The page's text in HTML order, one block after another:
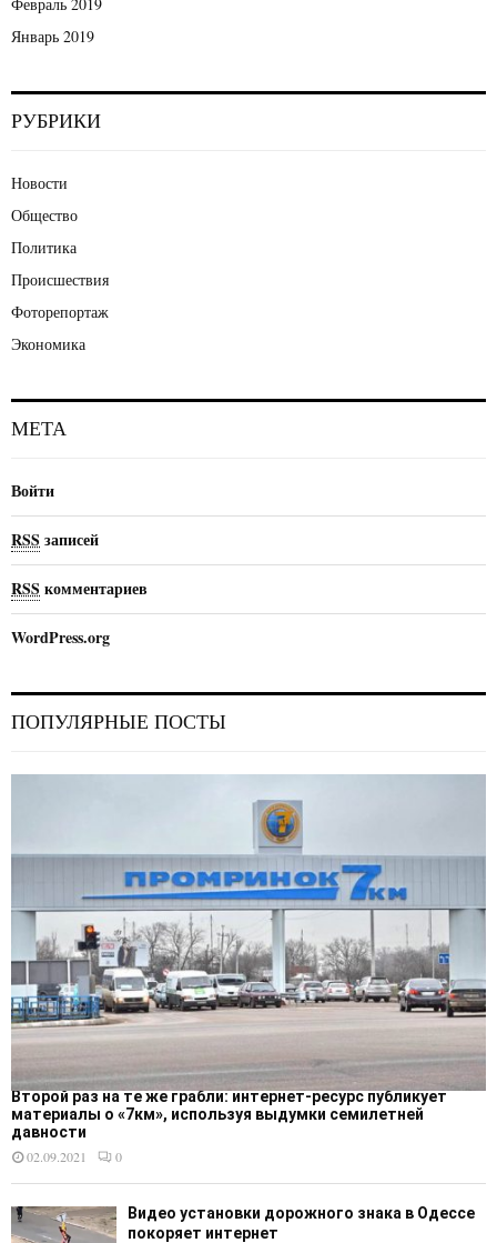
Январь 2019
РУБРИКИ
Новости
Общество
Политика
Происшествия
Фоторепортаж
Экономика
МЕТА
Войти
RSS записей
RSS комментариев
WordPress.org
ПОПУЛЯРНЫЕ ПОСТЫ
Второй раз на те же грабли: интернет-ресурс публикует
материалы о «7км», используя выдумки семилетней
давности
02.09.2021
0
Видео установки дорожного знака в Одессе
покоряет интернет